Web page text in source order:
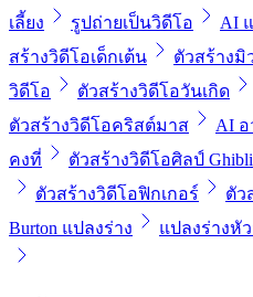
เลี้ยง
รูปถ่ายเป็นวิดีโอ AI
สร้างวิดีโอเด็กเต้น
ตัวสร้างมิ
วิดีโอ
ตัวสร้างวิดีโอวันเกิด
ตัวสร้างวิดีโอคริสต์มาส
AI
คงที่
ตัวสร้างวิดีโอศิลป์ Ghibli
ตัวสร้างวิดีโอฟิกเกอร์
ตัว
Burton แปลงร่าง
แปลงร่างหั